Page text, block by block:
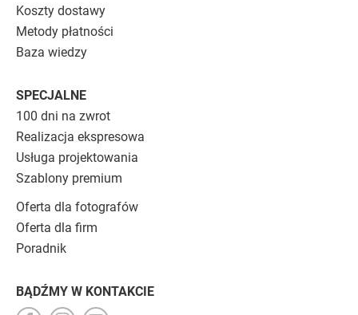
Koszty dostawy
Metody płatności
Baza wiedzy
SPECJALNE
100 dni na zwrot
Realizacja ekspresowa
Usługa projektowania
Szablony premium
Oferta dla fotografów
Oferta dla firm
Poradnik
BĄDŹMY W KONTAKCIE